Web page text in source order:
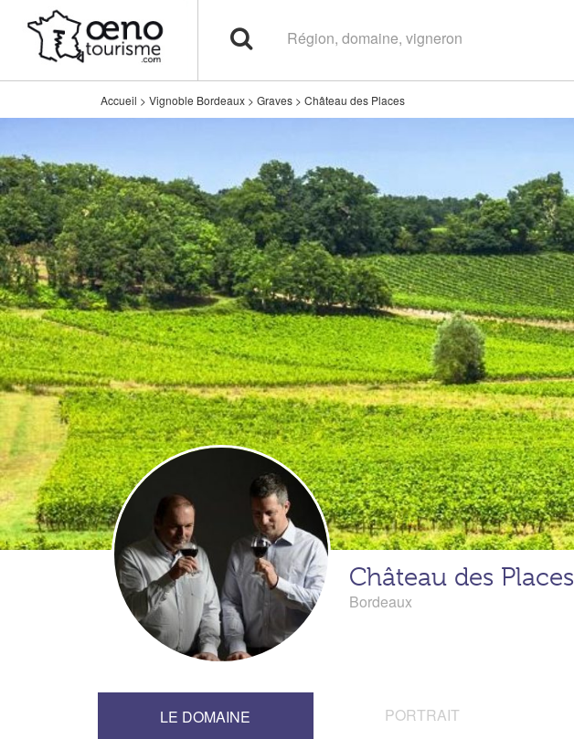
Accueil > Vignoble Bordeaux > Graves > Château des Places
Château des Places
Bordeaux
LE DOMAINE PORTRAIT